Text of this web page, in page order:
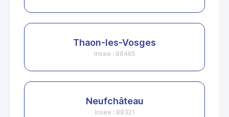
Thaon-les-Vosges
Insee : 88465
Neufchâteau
Insee : 88321